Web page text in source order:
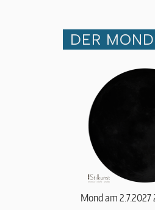
DER
Mond am 2.7.2027